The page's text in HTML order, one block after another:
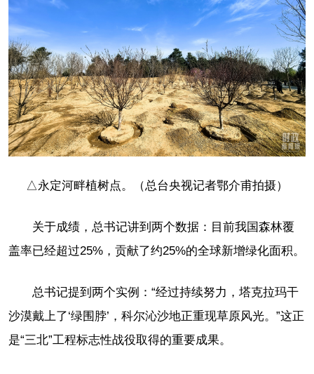
△永定河畔植树点。（总台央视记者鄂介甫拍摄）
关于成绩，总书记讲到两个数据：目前我国森林覆
盖率已经超过25%，贡献了约25%的全球新增绿化面积。
总书记提到两个实例：“经过持续努力，塔克拉玛干
沙漠戴上了‘绿围脖’，科尔沁沙地正重现草原风光。”这正
是“三北”工程标志性战役取得的重要成果。